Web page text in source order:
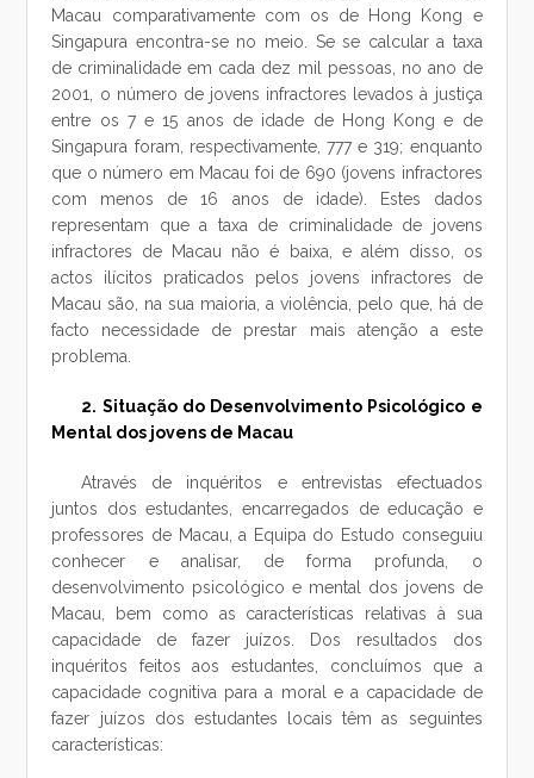
Macau comparativamente com os de Hong Kong e
Singapura encontra-se no meio. Se se calcular a taxa
de criminalidade em cada dez mil pessoas, no ano de
2001, o número de jovens infractores levados à justiça
entre os 7 e 15 anos de idade de Hong Kong e de
Singapura foram, respectivamente, 777 e 319; enquanto
que o número em Macau foi de 690 (jovens infractores
com menos de 16 anos de idade). Estes dados
representam que a taxa de criminalidade de jovens
infractores de Macau não é baixa, e além disso, os
actos ilícitos praticados pelos jovens infractores de
Macau são, na sua maioria, a violência, pelo que, há de
facto necessidade de prestar mais atenção a este
problema.
2. Situação do Desenvolvimento Psicológico e
Mental dos jovens de Macau
Através de inquéritos e entrevistas efectuados
juntos dos estudantes, encarregados de educação e
professores de Macau, a Equipa do Estudo conseguiu
conhecer e analisar, de forma profunda, o
desenvolvimento psicológico e mental dos jovens de
Macau, bem como as características relativas à sua
capacidade de fazer juízos. Dos resultados dos
inquéritos feitos aos estudantes, concluímos que a
capacidade cognitiva para a moral e a capacidade de
fazer juízos dos estudantes locais têm as seguintes
características: